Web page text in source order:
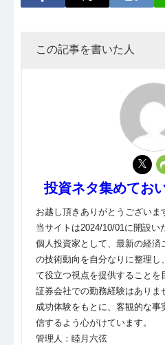
この記事を書いた人
投資ネタ集めてお
お越し頂きありがとうございま
当サイトは2024/10/01に開設い
個人投資家として、最新の経
の技術動向を自分なりに整理し
て役立つ視点を提供することを
証券会社での勤務経験はありま
成功体験をもとに、客観的な
信するよう心がけています。
管理人：睦月六弦